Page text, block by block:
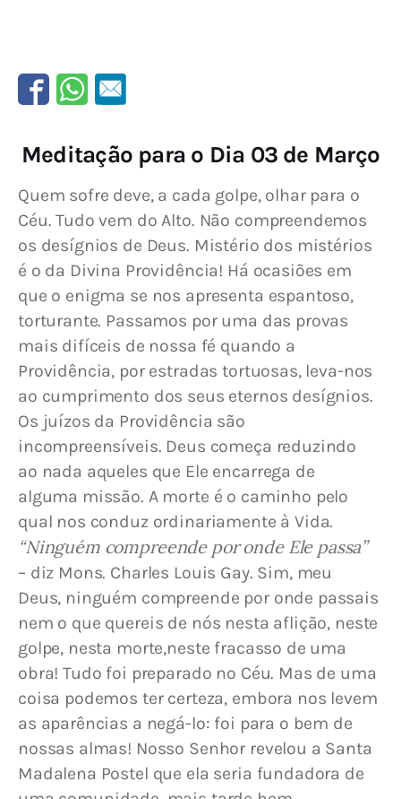
Meditação para o Dia 03 de Março
Quem sofre deve, a cada golpe, olhar para o
Céu. Tudo vem do Alto. Não compreendemos
os desígnios de Deus. Mistério dos mistérios
é o da Divina Providência! Há ocasiões em
que o enigma se nos apresenta espantoso,
torturante. Passamos por uma das provas
mais difíceis de nossa fé quando a
Providência, por estradas tortuosas, leva-nos
ao cumprimento dos seus eternos desígnios.
Os juízos da Providência são
incompreensíveis. Deus começa reduzindo
ao nada aqueles que Ele encarrega de
alguma missão. A morte é o caminho pelo
qual nos conduz ordinariamente à Vida.
“Ninguém compreende por onde Ele passa”
– diz Mons. Charles Louis Gay. Sim, meu
Deus, ninguém compreende por onde passais
nem o que quereis de nós nesta aflição, neste
golpe, nesta morte,neste fracasso de uma
obra! Tudo foi preparado no Céu. Mas de uma
coisa podemos ter certeza, embora nos levem
as aparências a negá-lo: foi para o bem de
nossas almas! Nosso Senhor revelou a Santa
Madalena Postel que ela seria fundadora de